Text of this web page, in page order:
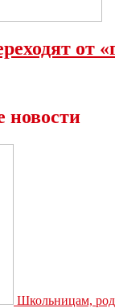
от
Школьницам,